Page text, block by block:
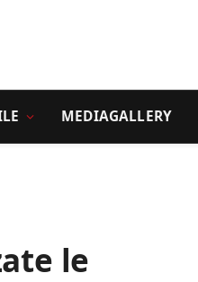
MEDIAGALLERY
le